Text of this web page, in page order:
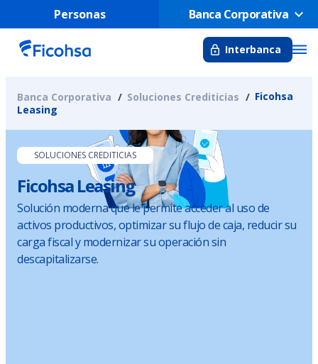
Personas Banca Corporativa
Interbanca
Banca Corporativa Soluciones Crediticias
Ficohsa
Leasing
SOLUCIONES CREDITICIAS
Ficohsa Leasing
Solución moderna que le permite acceder al uso de
activos productivos, optimizar su flujo de caja, reducir su
carga fiscal y modernizar su operación sin
descapitalizarse.